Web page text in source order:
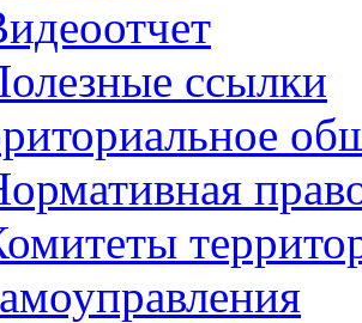
ссылки